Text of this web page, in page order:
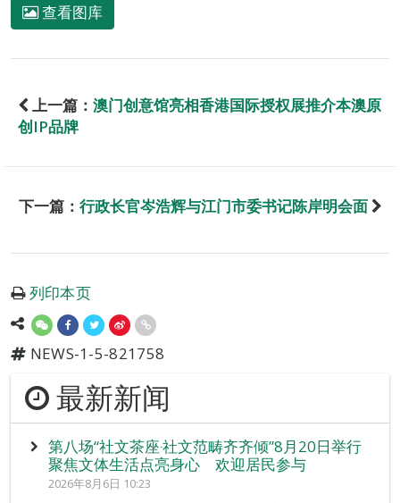
查看图库
上一篇： 澳门创意馆亮相香港国际授权展推介本澳原
创IP品牌
下一篇： 行政长官岑浩辉与江门市委书记陈岸明会面
列印本页
NEWS-1-5-821758
最新新闻
第八场“社文茶座‧社文范畴齐齐倾”8月20日举行
聚焦文体生活点亮身心 欢迎居民参与
2026年8月6日 10:23